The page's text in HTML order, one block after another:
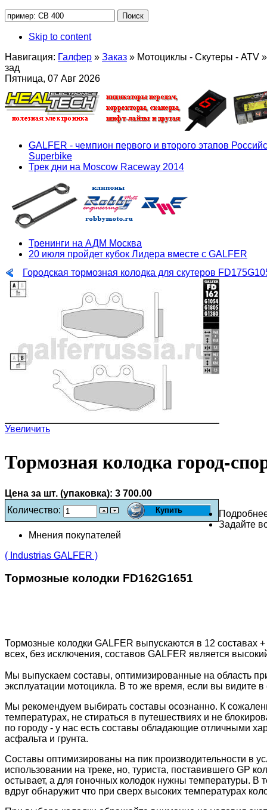
Skip to content
Навигация: Галфер » Заказ » Мотоциклы - Скутеры - ATV »
зад
Пятница, 07 Авг 2026
GALFER - чемпион первого и второго этапов
Superbike
Трек дни на Moscow Raceway 2014
Тренинги на АДМ Москва
20 июля пройдет кубок Лидера вместе с GALFER
Городская тормозная колодка для скутеров
Увеличить
Тормозная колодка город-
Цена за шт. (упаковка): 3 700.00
Количество:
Задайте
Мнения покупателей
( Industrias GALFER )
Тормозные колодки FD162G1651
Тормозные колодки GALFER выпускаются в 12 составах
всех, без исключения, составов GALFER является
Мы выпускаем составы, оптимизированные на область
эксплуатации мотоцикла. В то же время, если вы видите
Мы рекомендуем выбирать составы осознанно. К
температурах, не стираться в путешествиях и не
по городу - у нас есть составы обладающие отличными
асфальта и грунта.
Составы оптимизированы на пик производительности в
использовании на треке, но, туриста, поставившего GP
остывает, а для гоночных колодок нужны температуры. В
вдруг обнаружит что при сверх высоких температурах